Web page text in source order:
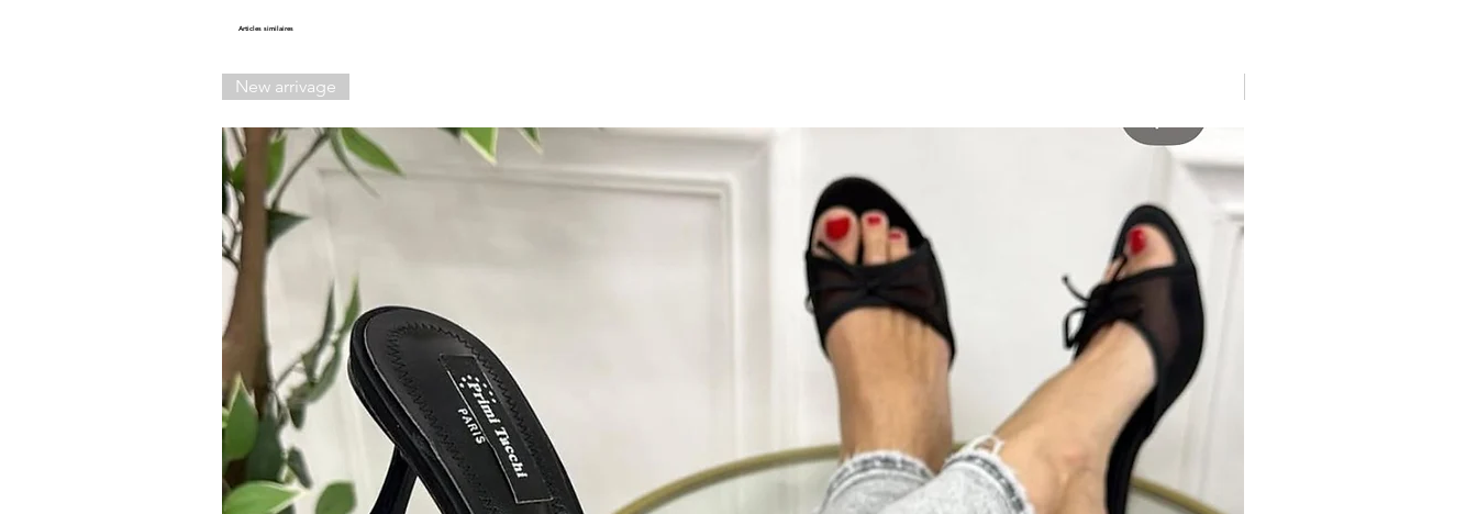
Articles similaires
New arrivage